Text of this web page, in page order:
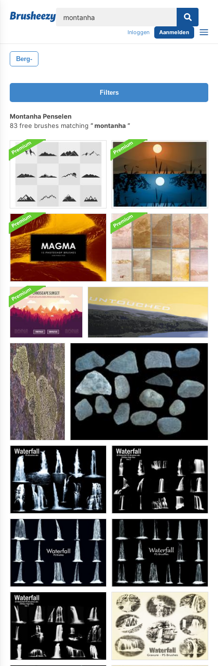
Inloggen Aanmelden
Berg-
Filters
Montanha Penselen
83 free brushes matching
montanha